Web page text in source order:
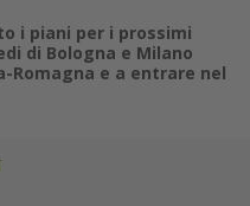
i piani per i prossimi
di Bologna e Milano
Romagna e a entrare nel